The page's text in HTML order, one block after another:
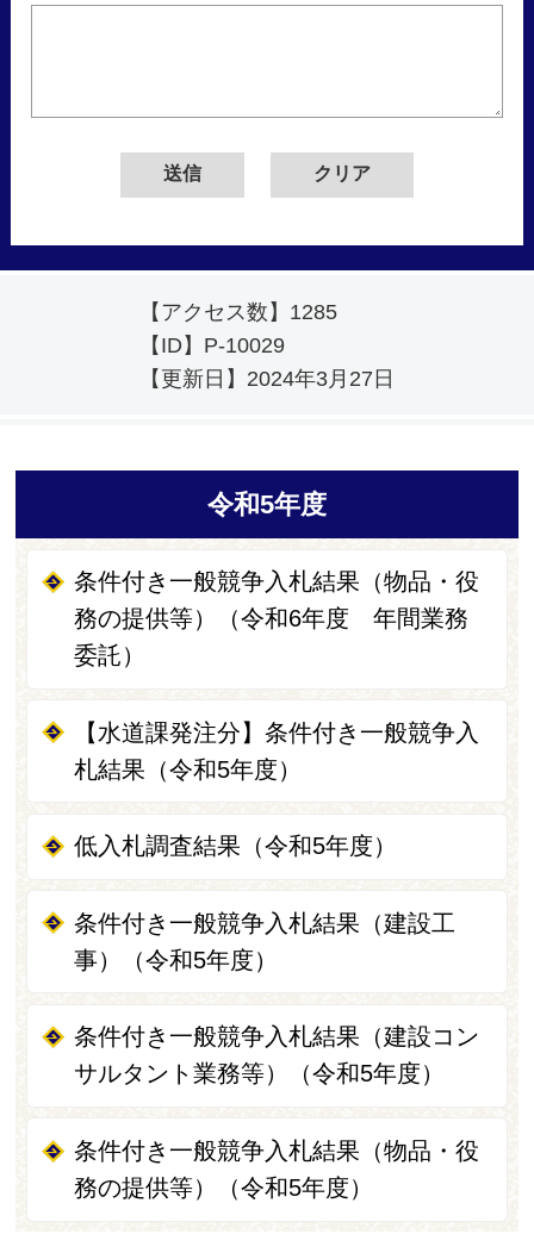
【アクセス数】 1285
【ID】 P-10029
【更新日】 2024年3月27日
令和5年度
条件付き一般競争入札結果（物品・役
務の提供等）（令和6年度 年間業務
委託）
【水道課発注分】条件付き一般競争入
札結果（令和5年度）
低入札調査結果（令和5年度）
条件付き一般競争入札結果（建設工
事）（令和5年度）
条件付き一般競争入札結果（建設コン
サルタント業務等）（令和5年度）
条件付き一般競争入札結果（物品・役
務の提供等）（令和5年度）